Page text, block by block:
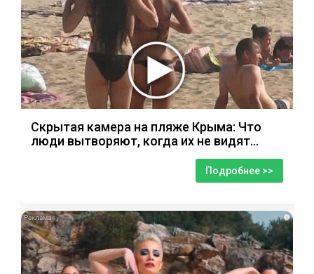
Скрытая камера на пляже Крыма: Что
люди вытворяют, когда их не видят...
Подробнее >>
i